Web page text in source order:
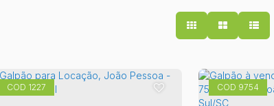
1227 9754